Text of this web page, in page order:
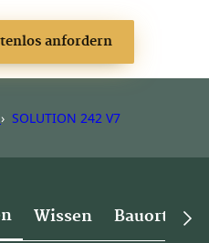
anfordern
› SOLUTION 242 V7
Wissen Bauorte